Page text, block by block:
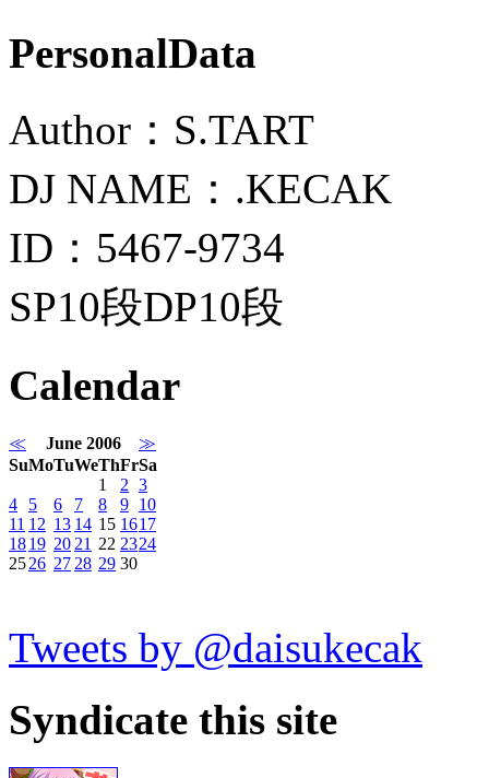
PersonalData
Author：S.TART
DJ NAME：.KECAK
ID：5467-9734
SP10段DP10段
Calendar
≪ June 2006
≫
SuMoTuWeThFrSa
1
2 3
4
5 6 7 8 9 10
11 12 13 14 15 1617
1819 20 21 22 2324
2526 27 28 29 30
Tweets by @daisukecak
Syndicate this site